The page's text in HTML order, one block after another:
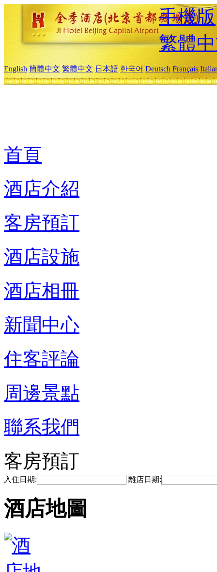
手機版
繁體
English 簡體中文 繁體中文 日本語 한국어 Deutsch Français
首頁
酒店介紹
客房預訂
酒店設施
酒店相冊
新聞中心
住客評論
周邊景點
聯系我們
客房預訂
入住日期: 離店日期:
酒店地圖